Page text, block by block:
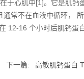
心肌中[1]。它是肌
常不在血液中循环，
12-16 个小时后肌钙
下一篇: 高敏肌钙蛋白 T